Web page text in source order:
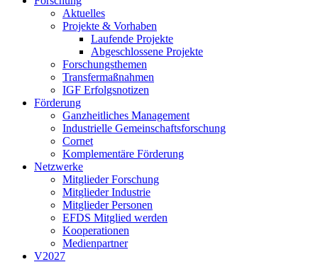
Aktuelles
Projekte & Vorhaben
Laufende Projekte
Abgeschlossene Projekte
Forschungsthemen
Transfermaßnahmen
IGF Erfolgsnotizen
Förderung
Ganzheitliches Management
Industrielle Gemeinschaftsforschung
Cornet
Komplementäre Förderung
Netzwerke
Mitglieder Forschung
Mitglieder Industrie
Mitglieder Personen
EFDS Mitglied werden
Kooperationen
Medienpartner
V2027